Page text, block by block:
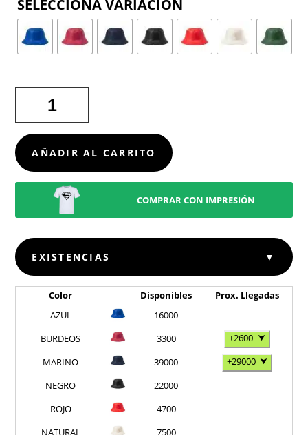
REVERSIBLE
NESY
CANTIDAD
AÑADIR AL CARRITO
COMPRAR CON IMPRESIÓN
EXISTENCIAS ▼
Color Disponibles
Prox. Llegadas
AZUL
16000
BURDEOS
3300 +2600 ⮟
MARINO
39000 +29000 ⮟
NEGRO
22000
ROJO
4700
NATURAL
7500